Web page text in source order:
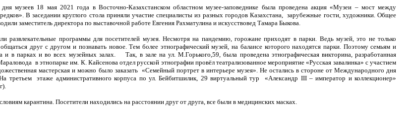
музеев 18 мая 2021 года в Восточно-Казахстанском областном музее-заповеднике была проведена акция «Музеи – мост между
В заседании круглого стола приняли участие специалисты из разных городов Казахстана, зарубежные гости, художники. Общее
заместитель директора по выставочной работе Евгения Рахматулина и искусствовед Тамара Быкова.
программы для посетителей музея. Несмотря на пандемию, горожане приходят в парки. Ведь музей, это не только
друг с другом и познавать новое. Тем более этнографический музей, на балансе которого находятся парки. Поэтому семьям и
парках и во всех музейных залах. Так, в зале на ул. М.Горького,59, была проведена этнографическая викторина, разработанная
в этнопарке им. К. Кайсенова отдел русской этнографии провёл театрализованное мероприятие «Русская завалинка» с участием
мастерская и можно было заказать «Семейный портрет в интерьере музея». Не остались в стороне от Международного дня
третьем этаже административного корпуса по ул. Бейбитшилик, 29 виртуальный тур «Александр III – император и коллекционер»
карантина. Посетители находились на расстоянии друг от друга, все были в медицинских масках.